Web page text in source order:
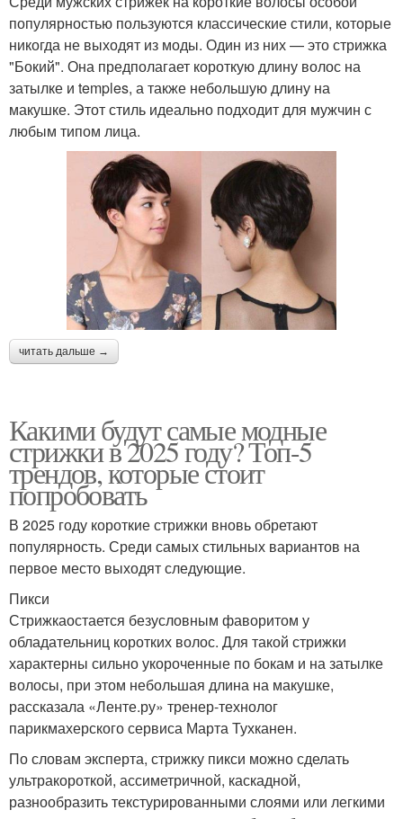
популярностью пользуются классические стили, которые
никогда не выходят из моды. Один из них — это стрижка
"Бокий". Она предполагает короткую длину волос на
затылке и temples, а также небольшую длину на
макушке. Этот стиль идеально подходит для мужчин с
любым типом лица.
читать дальше →
Какими будут самые модные
стрижки в 2025 году? Топ-5
трендов, которые стоит
попробовать
В 2025 году короткие стрижки вновь обретают
популярность. Среди самых стильных вариантов на
первое место выходят следующие.
Пикси
Стрижкаостается безусловным фаворитом у
обладательниц коротких волос. Для такой стрижки
характерны сильно укороченные по бокам и на затылке
волосы, при этом небольшая длина на макушке,
рассказала «Ленте.ру» тренер-технолог
парикмахерского сервиса Марта Тухканен.
По словам эксперта, стрижку пикси можно сделать
ультракороткой, ассиметричной, каскадной,
разнообразить текстурированными слоями или легкими